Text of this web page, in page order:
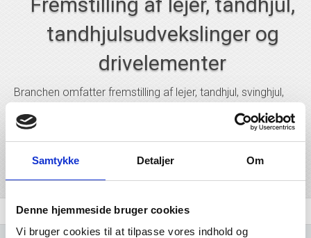
Samtykke Detaljer Om
Denne hjemmeside bruger cookies
Vi bruger cookies til at tilpasse vores indhold og
tandhjulsudvekslinger og
drivelementer
Branchen omfatter fremstilling af lejer, tandhjul, svinghjul,
branchekoden 281500, og ligger under
branchegrupperingen industri.
Branchen Udvidet brancheanalyse Komplet Liste